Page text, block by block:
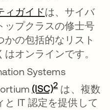
ィガイド新しいタブで
は、サイバ
ップクラスの修士号
の包括的なリスト
オンラインです。
Systems
(ISC)2 新しいタ
は、複数
IT 認定を提供して